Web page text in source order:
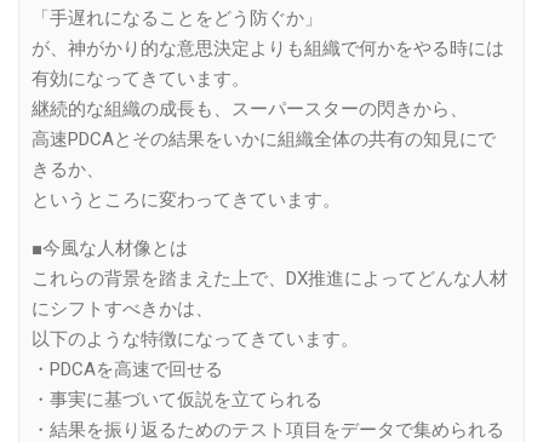
「手遅れになることをどう防ぐか」
が、神がかり的な意思決定よりも組織で何かをやる時には
有効になってきています。
継続的な組織の成長も、スーパースターの閃きから、
高速PDCAとその結果をいかに組織全体の共有の知見にで
きるか、
というところに変わってきています。
■今風な人材像とは
これらの背景を踏まえた上で、DX推進によってどんな人材
にシフトすべきかは、
以下のような特徴になってきています。
・PDCAを高速で回せる
・事実に基づいて仮説を立てられる
・結果を振り返るためのテスト項目をデータで集められる